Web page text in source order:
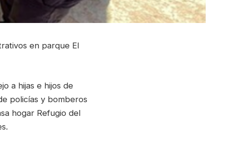
en parque El
a hijas e hijos de
policías y bomberos
hogar Refugio del